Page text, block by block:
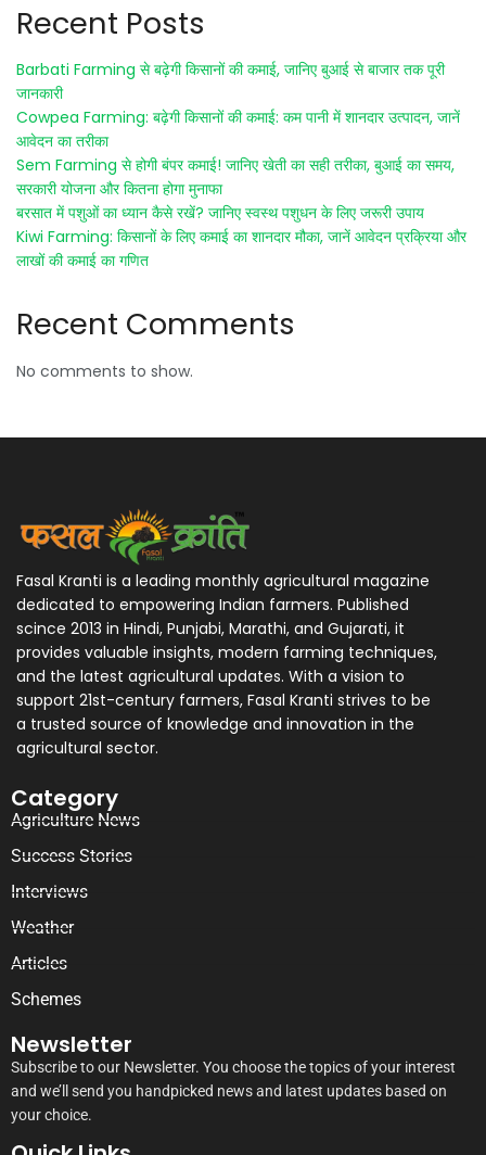
Recent Posts
Barbati Farming से बढ़ेगी किसानों की कमाई, जानिए बुआई से बाजार तक पूरी
जानकारी
Cowpea Farming: बढ़ेगी किसानों की कमाई: कम पानी में शानदार उत्पादन, जानें
आवेदन का तरीका
Sem Farming से होगी बंपर कमाई! जानिए खेती का सही तरीका, बुआई का समय,
सरकारी योजना और कितना होगा मुनाफा
बरसात में पशुओं का ध्यान कैसे रखें? जानिए स्वस्थ पशुधन के लिए जरूरी उपाय
Kiwi Farming: किसानों के लिए कमाई का शानदार मौका, जानें आवेदन प्रक्रिया और
लाखों की कमाई का गणित
Recent Comments
No comments to show.
Fasal Kranti is a leading monthly agricultural magazine
dedicated to empowering Indian farmers. Published
scince 2013 in Hindi, Punjabi, Marathi, and Gujarati, it
provides valuable insights, modern farming techniques,
and the latest agricultural updates. With a vision to
support 21st-century farmers, Fasal Kranti strives to be
a trusted source of knowledge and innovation in the
agricultural sector.
Category
Agriculture News
Success Stories
Interviews
Weather
Articles
Schemes
Newsletter
Subscribe to our Newsletter. You choose the topics of your interest
and we’ll send you handpicked news and latest updates based on
your choice.